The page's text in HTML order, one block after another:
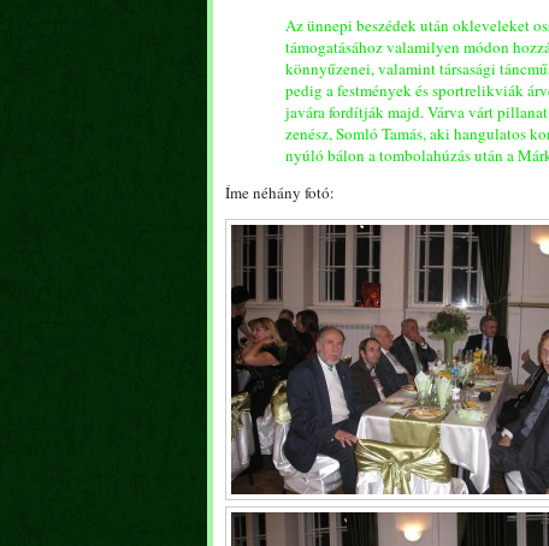
Az ünnepi beszédek után okleveleket
támogatásához valamilyen módon
könnyűzenei, valamint társasági
pedig a festmények és sportrelikviák
javára fordítják majd. Várva várt
zenész, Somló Tamás, aki hangulatos
nyúló bálon a tombolahúzás után a
Íme néhány fotó: